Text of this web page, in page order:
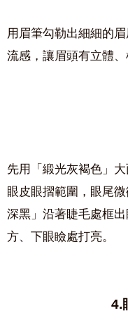
用眉筆勾勒出細細的
流感，讓眉頭有立體、
先用「緞光灰褐色」
眼皮眼摺範圍，眼尾
深黑」沿著睫毛處框
方、下眼瞼處打亮。
4.